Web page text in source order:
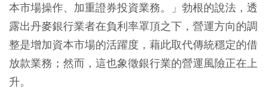
本市場操作、加重證券投資業務。」 勃根的說法，透
露出丹麥銀行業者在負利率罩頂之下，營運方向的調
整是增加資本市場的活躍度，藉此取代傳統穩定的借
放款業務；然而，這也象徵銀行業的營運風險正在上
升。